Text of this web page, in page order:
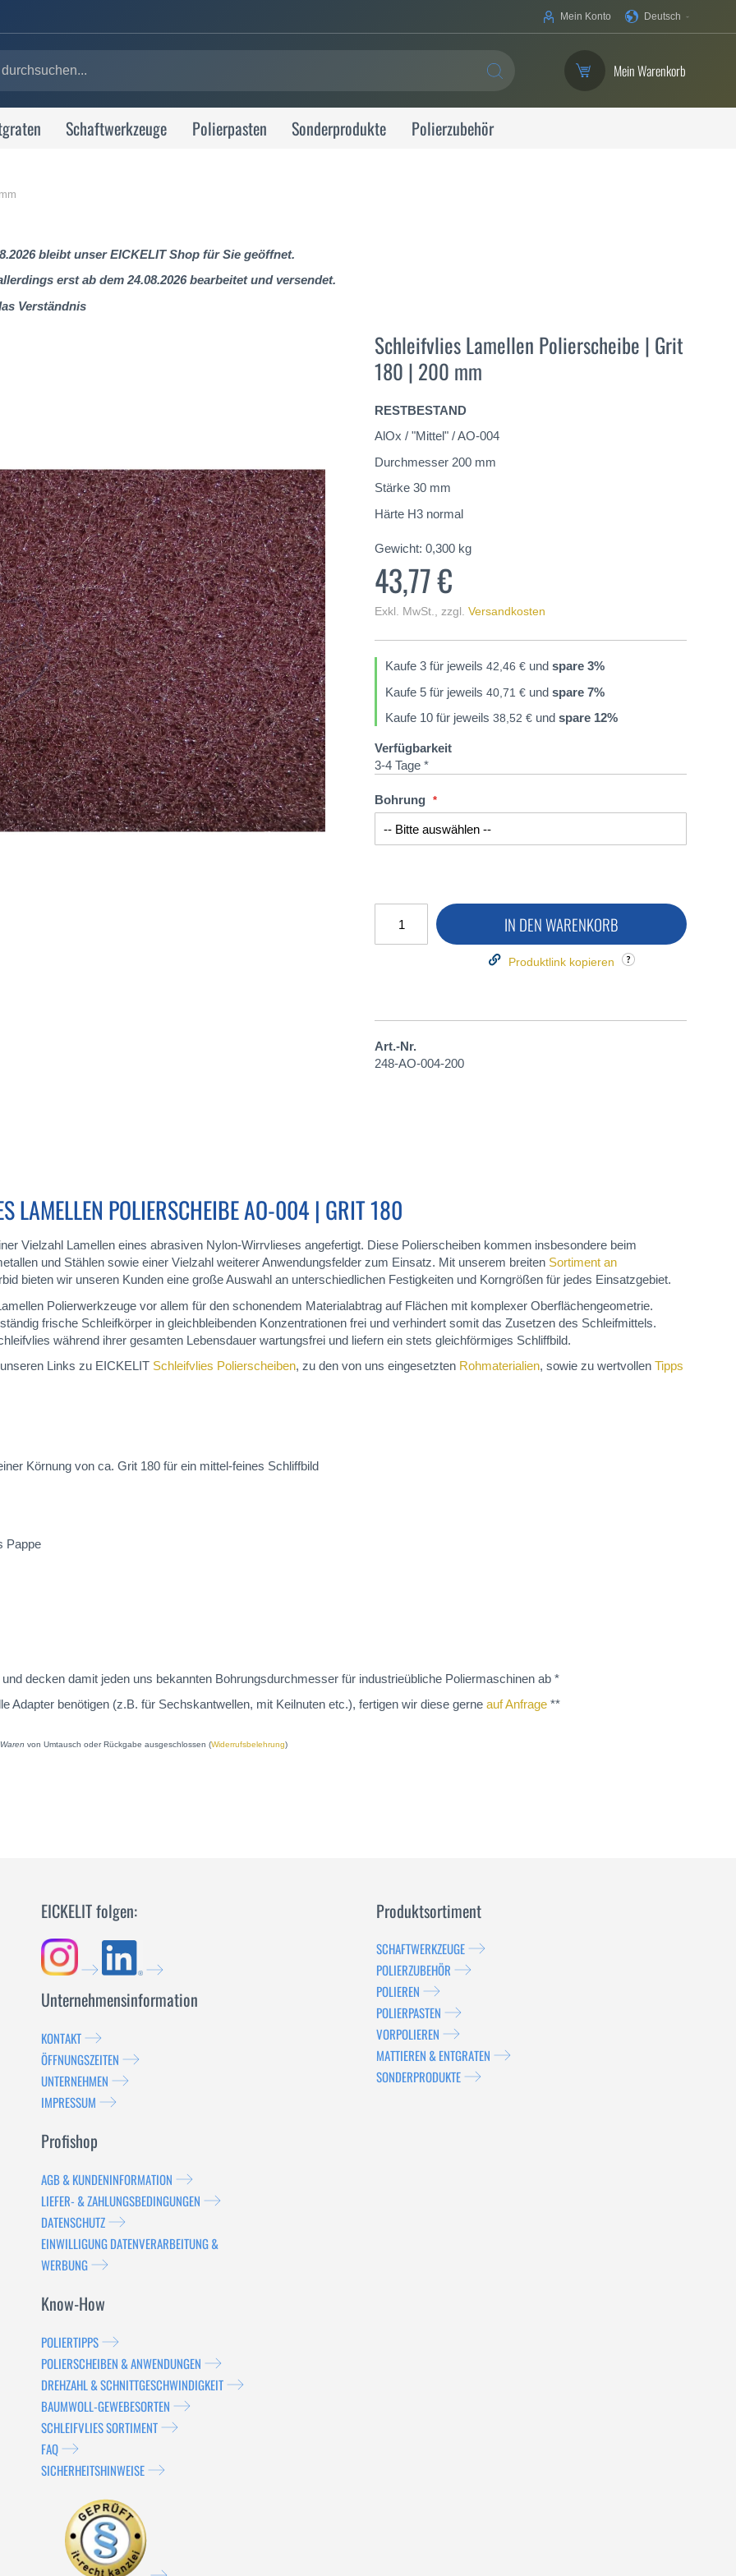
Ihre
Deutsch
Mein Konto
SUCHE Mein Warenkorb
Schaftwerkzeuge Polierpasten Sonderprodukte Polierzubehör
bleibt unser EICKELIT Shop für Sie geöffnet.
erst ab dem 24.08.2026 bearbeitet und versendet.
Verständnis
Schleifvlies Lamellen Polierscheibe | Grit
180 | 200 mm
RESTBESTAND
AlOx / "Mittel" / AO-004
Durchmesser 200 mm
Stärke 30 mm
Härte H3 normal
Gewicht: 0,300 kg
43,77 €
Exkl. MwSt. zzgl. Versandkosten
Kaufe 3 für jeweils 42,46 € und spare 3%
Kaufe 5 für jeweils 40,71 € und spare 7%
Kaufe 10 für jeweils 38,52 € und spare 12%
Verfügbarkeit
3-4 Tage *
Bohrung
IN DEN WARENKORB
Produktlink kopieren
Art.-Nr.
248-AO-004-200
LAMELLEN POLIERSCHEIBE AO-004 | GRIT 180
Vielzahl Lamellen eines abrasiven Nylon-Wirrvlieses angefertigt. Diese Polierscheiben kommen insbesondere beim
und Stählen sowie einer Vielzahl weiterer Anwendungsfelder zum Einsatz. Mit unserem breiten Sortiment an
bieten wir unseren Kunden eine große Auswahl an unterschiedlichen Festigkeiten und Korngrößen für jedes Einsatzgebiet.
Polierwerkzeuge vor allem für den schonendem Materialabtrag auf Flächen mit komplexer Oberflächengeometrie.
frische Schleifkörper in gleichbleibenden Konzentrationen frei und verhindert somit das Zusetzen des Schleifmittels.
während ihrer gesamten Lebensdauer wartungsfrei und liefern ein stets gleichförmiges Schliffbild.
Links zu EICKELIT Schleifvlies Polierscheiben, zu den von uns eingesetzten Rohmaterialien, sowie zu wertvollen Tipps
Körnung von ca. Grit 180 für ein mittel-feines Schliffbild
Pappe
decken damit jeden uns bekannten Bohrungsdurchmesser für industrieübliche Poliermaschinen ab *
Adapter benötigen (z.B. für Sechskantwellen, mit Keilnuten etc.), fertigen wir diese gerne auf Anfrage **
von Umtausch oder Rückgabe ausgeschlossen (Widerrufsbelehrung)
EICKELIT folgen:
Unternehmensinformation
KONTAKT
ÖFFNUNGSZEITEN
UNTERNEHMEN
IMPRESSUM
Profishop
AGB & KUNDENINFORMATION
LIEFER- & ZAHLUNGSBEDINGUNGEN
DATENSCHUTZ
EINWILLIGUNG DATENVERARBEITUNG &
WERBUNG
Know-How
POLIERTIPPS
POLIERSCHEIBEN & ANWENDUNGEN
DREHZAHL & SCHNITTGESCHWINDIGKEIT
BAUMWOLL-GEWEBESORTEN
SCHLEIFVLIES SORTIMENT
FAQ
SICHERHEITSHINWEISE
Produktsortiment
SCHAFTWERKZEUGE
POLIERZUBEHÖR
POLIEREN
POLIERPASTEN
VORPOLIEREN
MATTIEREN & ENTGRATEN
SONDERPRODUKTE